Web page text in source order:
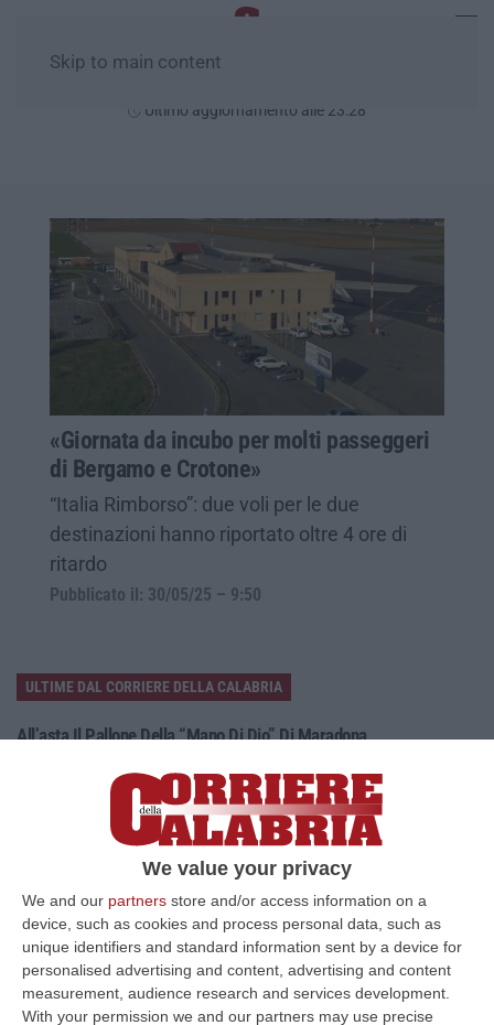
We value your privacy
We and our partners store and/or access information on a
device, such as cookies and process personal data, such as
unique identifiers and standard information sent by a device for
personalised advertising and content, advertising and content
measurement, audience research and services development.
With your permission we and our partners may use precise
Skip to main content
Ultimo aggiornamento alle 23:28
«Giornata da incubo per molti passeggeri
di Bergamo e Crotone»
“Italia Rimborso”: due voli per le due
destinazioni hanno riportato oltre 4 ore di
ritardo
Pubblicato il: 30/05/25 – 9:50
ULTIME DAL CORRIERE DELLA CALABRIA
All’asta Il Pallone Della “mano Di Dio” Di Maradona
vittoria dell’Argentina sull’Inghilterra ai Mondiali del 1986 potrebbe
08 Agosto, 23:28
Milano, Vannacci Candida Il Generale Burgio
“ROMA “La sfida delle grandi città correremo in tutte le grandi città
Milano, Bologna, Roma e Napoli. Ci presenteremo come Futuro
nazionale…
08 Agosto, 22:19